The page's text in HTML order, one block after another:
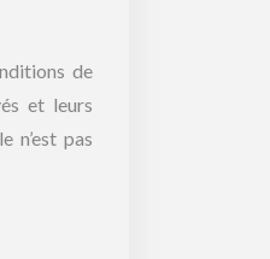
de
et leurs
n’est pas